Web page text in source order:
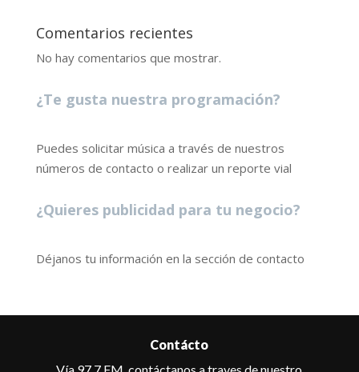
Comentarios recientes
No hay comentarios que mostrar.
¿Te gusta nuestra programación?
Puedes solicitar música a través de nuestros
números de contacto o realizar un reporte vial
¿Quieres publicidad para tu negocio?
Déjanos tu información en la sección de contacto
Contácto